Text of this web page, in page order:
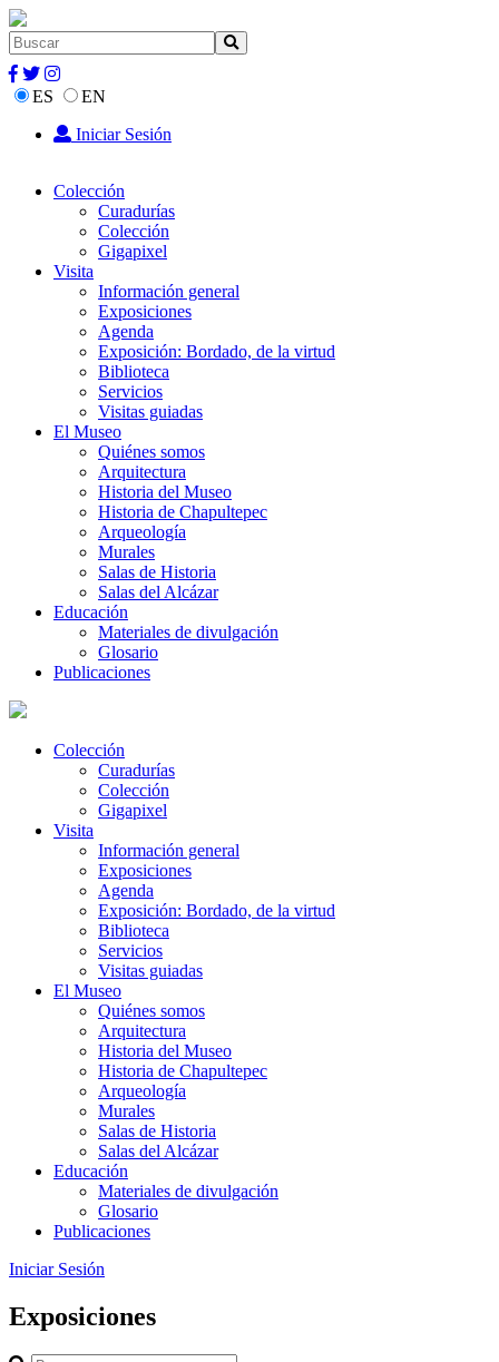
ES
EN
Iniciar Sesión
Colección
Curadurías
Colección
Gigapixel
Visita
Información general
Exposiciones
Agenda
Exposición: Bordado, de la virtud
Biblioteca
Servicios
Visitas guiadas
El Museo
Quiénes somos
Arquitectura
Historia del Museo
Historia de Chapultepec
Arqueología
Murales
Salas de Historia
Salas del Alcázar
Educación
Materiales de divulgación
Glosario
Publicaciones
Colección
Curadurías
Colección
Gigapixel
Visita
Información general
Exposiciones
Agenda
Exposición: Bordado, de la virtud
Biblioteca
Servicios
Visitas guiadas
El Museo
Quiénes somos
Arquitectura
Historia del Museo
Historia de Chapultepec
Arqueología
Murales
Salas de Historia
Salas del Alcázar
Educación
Materiales de divulgación
Glosario
Publicaciones
Iniciar Sesión
Exposiciones